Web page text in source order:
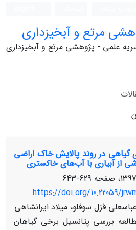
مرتع و آبخیزداری
علمی - پژوهشی مرتع و آبخیزداری
گیاهی در روند پالایش خاک اراضی
از آبیاری با آب‌های خاکستری
629-643
https://doi.org/10.22059/
قزل سوفلو، میلاد ایرانشاهی
بررسی پتانسیل برخی گیاهان